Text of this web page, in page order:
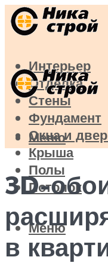
Интерьер
Отделка
Стены
Фундамент
Окна и
Крыша
Полы
Потолок
Меню
Меню
3D-
в